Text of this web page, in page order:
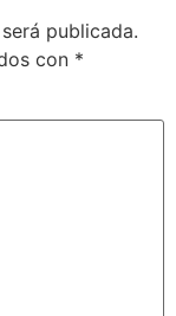
publicada.
con *